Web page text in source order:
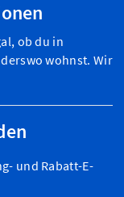
ob du in
wohnst. Wir
und Rabatt-E-